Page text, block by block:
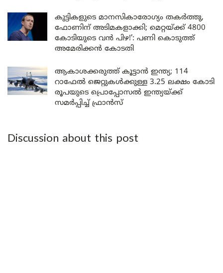
കുട്ടികളുടെ മാനസികാരോഗ്യം തകർത്തു,
ഫോണിന് അടിമകളാക്കി; മെറ്റയ്ക്ക് 4800
കോടിയുടെ വൻ പിഴ!’: പണി കൊടുത്ത്
അമേരിക്കൻ കോടതി
ആകാശക്കരുത്ത് കൂട്ടാൻ ഇന്ത്യ; 114
റാഫേൽ ജെറ്റുകൾക്കുള്ള 3.25 ലക്ഷം കോടി
രൂപയുടെ പ്രൊപ്പോസൽ ഇന്ത്യയ്ക്ക്
സമർപ്പിച്ച് ഫ്രാൻസ്
Discussion about this post